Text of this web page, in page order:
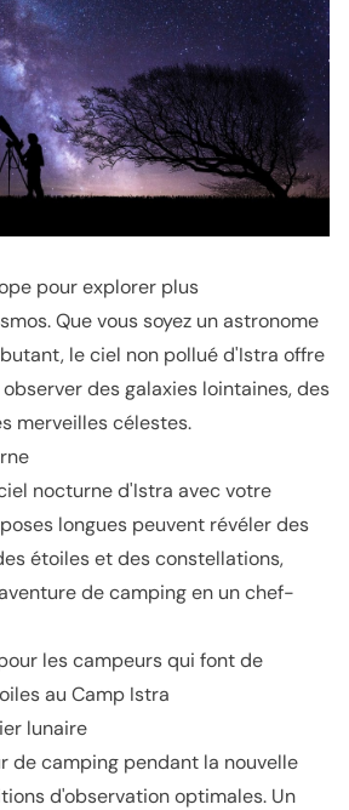
pour explorer plus
Que vous soyez un astronome
le ciel non pollué d'Istra offre
des galaxies lointaines, des
merveilles célestes.
nocturne d'Istra avec votre
longues peuvent révéler des
étoiles et des constellations,
de camping en un chef-
les campeurs qui font de
au Camp Istra
lunaire
de camping pendant la nouvelle
d'observation optimales. Un